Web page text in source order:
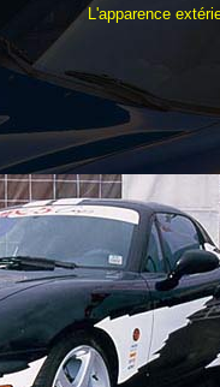
L'apparence